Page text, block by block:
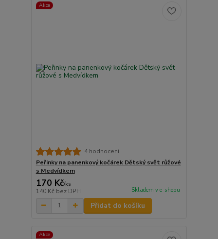
Akce
4 hodnocení
Peřinky na panenkový kočárek Dětský svět růžové
s Medvídkem
170 Kč/ks
140 Kč bez DPH Skladem v e-shopu
Přidat do košíku
Akce